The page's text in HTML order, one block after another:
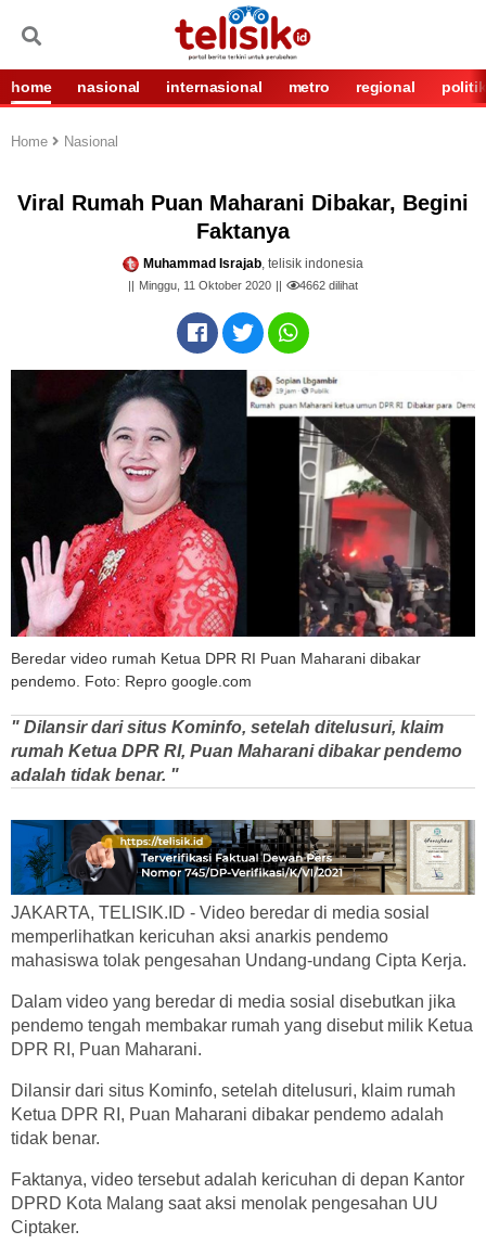
home nasional internasional metro regional politik
Home Nasional
Viral Rumah Puan Maharani Dibakar, Begini
Faktanya
Muhammad Israjab, telisik indonesia
Minggu, 11 Oktober 2020 4662 dilihat
Beredar video rumah Ketua DPR RI Puan Maharani dibakar
pendemo. Foto: Repro google.com
" Dilansir dari situs Kominfo, setelah ditelusuri, klaim
rumah Ketua DPR RI, Puan Maharani dibakar pendemo
adalah tidak benar. "
JAKARTA, TELISIK.ID - Video beredar di media sosial
memperlihatkan kericuhan aksi anarkis pendemo
mahasiswa tolak pengesahan Undang-undang Cipta Kerja.
Dalam video yang beredar di media sosial disebutkan jika
pendemo tengah membakar rumah yang disebut milik Ketua
DPR RI, Puan Maharani.
Dilansir dari situs Kominfo, setelah ditelusuri, klaim rumah
Ketua DPR RI, Puan Maharani dibakar pendemo adalah
tidak benar.
Faktanya, video tersebut adalah kericuhan di depan Kantor
DPRD Kota Malang saat aksi menolak pengesahan UU
Ciptaker.